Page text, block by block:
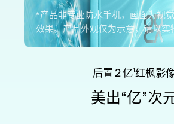
*产品非专业防水手机，画面为视
效果。产品外观仅为示意，请以实
后置 2 亿1红枫影
美出“亿”次